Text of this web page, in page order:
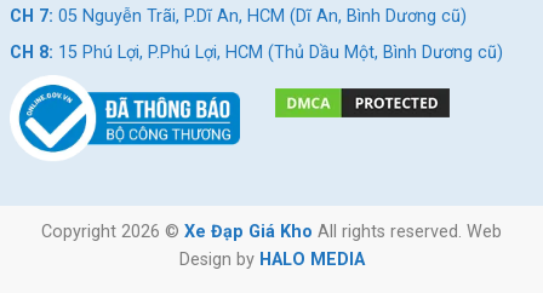
CH 7: 05 Nguyễn Trãi, P.Dĩ An, HCM (Dĩ An, Bình Dương cũ)
CH 8: 15 Phú Lợi, P.Phú Lợi, HCM (Thủ Dầu Một, Bình Dương cũ)
Copyright 2026 © Xe Đạp Giá Kho All rights reserved. Web
Design by HALO MEDIA